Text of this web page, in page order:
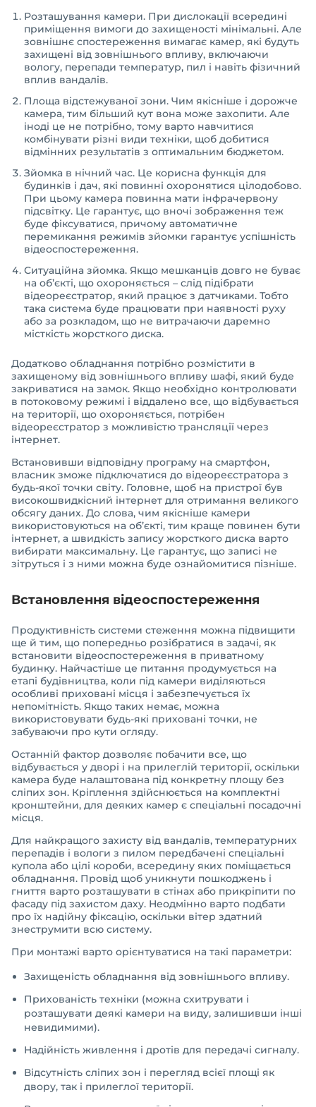
Розташування камери. При дислокації всередині
приміщення вимоги до захищеності мінімальні. Але
зовнішнє спостереження вимагає камер, які будуть
захищені від зовнішнього впливу, включаючи
вологу, перепади температур, пил і навіть фізичний
вплив вандалів.
Площа відстежуваної зони. Чим якісніше і дорожче
камера, тим більший кут вона може захопити. Але
іноді це не потрібно, тому варто навчитися
комбінувати різні види техніки, щоб добитися
відмінних результатів з оптимальним бюджетом.
Зйомка в нічний час. Це корисна функція для
будинків і дач, які повинні охоронятися цілодобово.
При цьому камера повинна мати інфрачервону
підсвітку. Це гарантує, що вночі зображення теж
буде фіксуватися, причому автоматичне
перемикання режимів зйомки гарантує успішність
відеоспостереження.
Ситуаційна зйомка. Якщо мешканців довго не буває
на об’єкті, що охороняється – слід підібрати
відеореєстратор, який працює з датчиками. Тобто
така система буде працювати при наявності руху
або за розкладом, що не витрачаючи даремно
місткість жорсткого диска.
Додатково обладнання потрібно розмістити в
захищеному від зовнішнього впливу шафі, який буде
закриватися на замок. Якщо необхідно контролювати
в потоковому режимі і віддалено все, що відбувається
на території, що охороняється, потрібен
відеореєстратор з можливістю трансляції через
інтернет.
Встановивши відповідну програму на смартфон,
власник зможе підключатися до відеореєстратора з
будь-якої точки світу. Головне, щоб на пристрої був
високошвидкісний інтернет для отримання великого
обсягу даних. До слова, чим якісніше камери
використовуються на об’єкті, тим краще повинен бути
інтернет, а швидкість запису жорсткого диска варто
вибирати максимальну. Це гарантує, що записі не
зітруться і з ними можна буде ознайомитися пізніше.
Встановлення відеоспостереження
Продуктивність системи стеження можна підвищити
ще й тим, що попередньо розібратися в задачі, як
встановити відеоспостереження в приватному
будинку. Найчастіше це питання продумується на
етапі будівництва, коли під камери виділяються
особливі приховані місця і забезпечується їх
непомітність. Якщо таких немає, можна
використовувати будь-які приховані точки, не
забуваючи про кути огляду.
Останній фактор дозволяє побачити все, що
відбувається у дворі і на прилеглій території, оскільки
камера буде налаштована під конкретну площу без
сліпих зон. Кріплення здійснюється на комплектні
кронштейни, для деяких камер є спеціальні посадочні
місця.
Для найкращого захисту від вандалів, температурних
перепадів і вологи з пилом передбачені спеціальні
купола або цілі короби, всередину яких поміщається
обладнання. Провід щоб уникнути пошкоджень і
гниття варто розташувати в стінах або прикріпити по
фасаду під захистом даху. Неодмінно варто подбати
про їх надійну фіксацію, оскільки вітер здатний
знеструмити всю систему.
При монтажі варто орієнтуватися на такі параметри:
Захищеність обладнання від зовнішнього впливу.
Прихованість техніки (можна схитрувати і
розташувати деякі камери на виду, залишивши інші
невидимими).
Надійність живлення і дротів для передачі сигналу.
Відсутність сліпих зон і перегляд всієї площі як
двору, так і прилеглої території.